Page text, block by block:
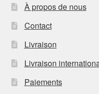
À propos de nous
Contact
Livraison
Livraison
Paiements